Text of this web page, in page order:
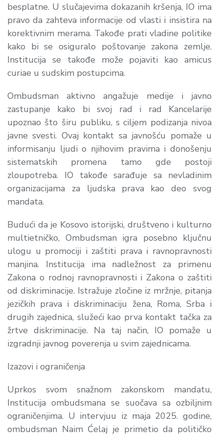
besplatne. U slučajevima dokazanih kršenja, IO ima
pravo da zahteva informacije od vlasti i insistira na
korektivnim merama. Takođe prati vladine politike
kako bi se osiguralo poštovanje zakona zemlje.
Institucija se takođe može pojaviti kao amicus
curiae u sudskim postupcima.
Ombudsman aktivno angažuje medije i javno
zastupanje kako bi svoj rad i rad Kancelarije
upoznao što širu publiku, s ciljem podizanja nivoa
javne svesti. Ovaj kontakt sa javnošću pomaže u
informisanju ljudi o njihovim pravima i donošenju
sistematskih promena tamo gde postoji
zloupotreba. IO takođe sarađuje sa nevladinim
organizacijama za ljudska prava kao deo svog
mandata.
Budući da je Kosovo istorijski, društveno i kulturno
multietničko, Ombudsman igra posebno ključnu
ulogu u promociji i zaštiti prava i ravnopravnosti
manjina. Institucija ima nadležnost za primenu
Zakona o rodnoj ravnopravnosti i Zakona o zaštiti
od diskriminacije. Istražuje zločine iz mržnje, pitanja
jezičkih prava i diskriminaciju žena, Roma, Srba i
drugih zajednica, služeći kao prva kontakt tačka za
žrtve diskriminacije. Na taj način, IO pomaže u
izgradnji javnog poverenja u svim zajednicama.
Izazovi i ograničenja
Uprkos svom snažnom zakonskom mandatu,
Institucija ombudsmana se suočava sa ozbiljnim
ograničenjima. U intervjuu iz maja 2025. godine,
ombudsman Naim Ćelaj je primetio da političko